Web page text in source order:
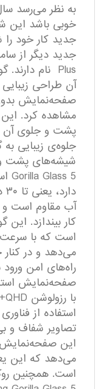
خوبی باشد این
جدید کار خود
آن طراحی
صفحه‌نمایش
مشاهده کرد. این
پشت و جلوی آن
جلوه‌ی زیبایی
آب مقاوم است و
کار بیندازد.
است که با
می‌دهد و در
تصاویر شفاف و
می‌دهد که این
است. همچنین